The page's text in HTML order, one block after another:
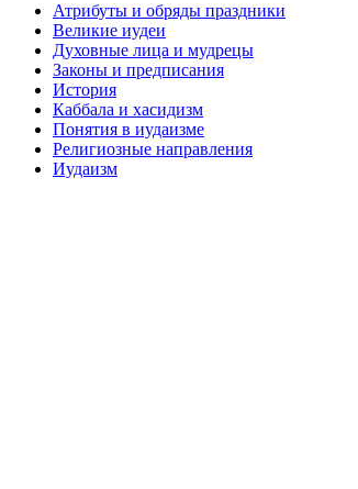
Атрибуты и обряды праздники
Великие иудеи
Духовные лица и мудрецы
Законы и предписания
История
Каббала и хасидизм
Понятия в иудаизме
Религиозные направления
Иудаизм